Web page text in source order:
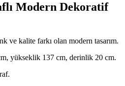
Modern Dekoratif
ve kalite farkı olan modern tasarım.
yükseklik 137 cm, derinlik 20 cm.